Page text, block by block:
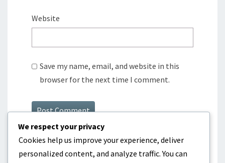
Website
Save my name, email, and website in this
browser for the next time I comment.
We respect your privacy
Cookies help us improve your experience, deliver
personalized content, and analyze traffic. You can